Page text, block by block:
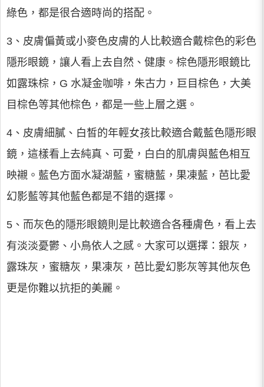
綠色，都是很合適時尚的搭配。
3、皮膚偏黃或小麥色皮膚的人比較適合戴棕色的彩色
隱形眼鏡，讓人看上去自然、健康。棕色隱形眼鏡比
如露珠棕，G 水凝金咖啡，朱古力，巨目棕色，大美
目棕色等其他棕色，都是一些上層之選。
4、皮膚細膩、白皙的年輕女孩比較適合戴藍色隱形眼
鏡，這樣看上去純真、可愛，白白的肌膚與藍色相互
映襯。藍色方面水凝湖藍，蜜糖藍，果凍藍，芭比愛
幻影藍等其他藍色都是不錯的選擇。
5、而灰色的隱形眼鏡則是比較適合各種膚色，看上去
有淡淡憂鬱、小鳥依人之感。大家可以選擇：銀灰，
露珠灰，蜜糖灰，果凍灰，芭比愛幻影灰等其他灰色
更是你難以抗拒的美麗。